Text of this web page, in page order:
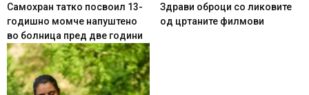
Самохран татко посвоил 13-
годишно момче напуштено
во болница пред две години
Здрави оброци со ликовите
од цртаните филмови